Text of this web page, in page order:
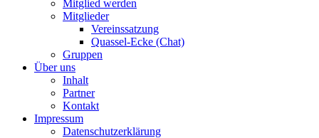
Mitglied werden
Mitglieder
Vereinssatzung
Quassel-Ecke (Chat)
Gruppen
Über uns
Inhalt
Partner
Kontakt
Impressum
Datenschutzerklärung